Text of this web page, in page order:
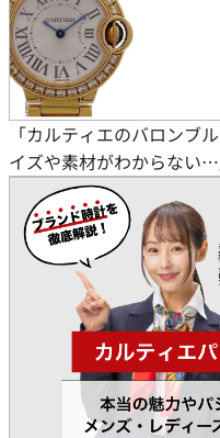
「カルティエのバロンブ
イズや素材がわからない
ど、少しでも高く売るに
ありませんか。 バロンブルーは2007年に誕生したカルティ
エの人気コレクションで
かぶ独創的なデザインが
ます。英国王室のキャサ
性を兼ね備えた